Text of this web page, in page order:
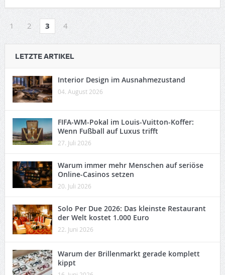
1 2 3 4
LETZTE ARTIKEL
Interior Design im Ausnahmezustand
04. August 2026
FIFA-WM-Pokal im Louis-Vuitton-Koffer:
Wenn Fußball auf Luxus trifft
27. Juli 2026
Warum immer mehr Menschen auf seriöse
Online-Casinos setzen
20. Juli 2026
Solo Per Due 2026: Das kleinste Restaurant
der Welt kostet 1.000 Euro
22. Juni 2026
Warum der Brillenmarkt gerade komplett
kippt